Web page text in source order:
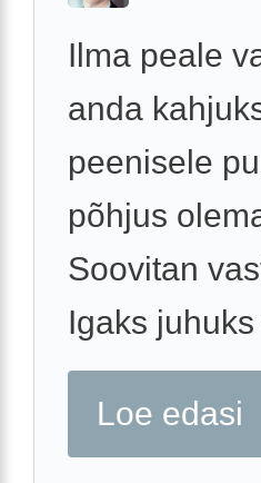
Ilma peale
anda
peenisele
põhjus
Soovitan
Igaks
Loe edasi